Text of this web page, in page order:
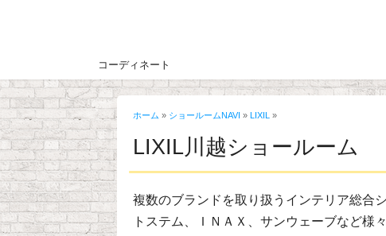
コーディネート
ホーム » ショールームNAVI » LIXIL »
LIXIL川越ショールーム
複数のブランドを取り扱うインテリア総合
トステム、ＩＮＡＸ、サンウェーブなど様